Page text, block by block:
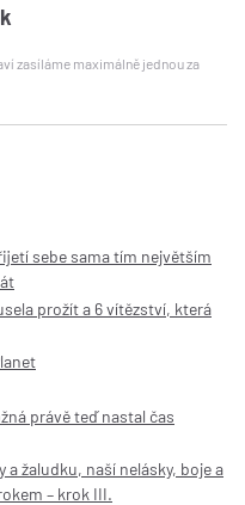
zasíláme maximálně jednou za
sebe sama tím největším
prožít a 6 vítězství, která
právě teď nastal čas
a žaludku, naší nelásky, boje a
– krok III.